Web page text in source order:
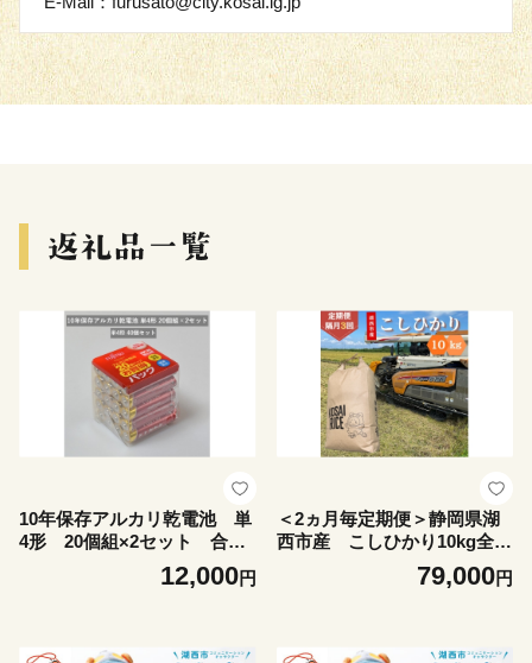
10年保存アルカリ乾電池 単
4形 20個組×2セット 合計4
12,000円
＜2ヵ月毎定期便＞静岡県湖
西市産 こしひかり10kg全3
79,000円